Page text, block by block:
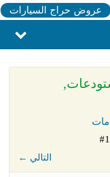
عروض حراج السيارات
← التالي